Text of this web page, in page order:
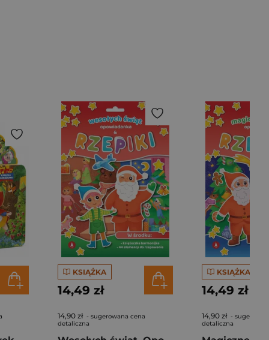
KSIĄŻKA
14,49 zł
14,90 zł - sugerowana cena
detaliczna
KSIĄŻKA
14,49 zł
14,90 zł -
detaliczna